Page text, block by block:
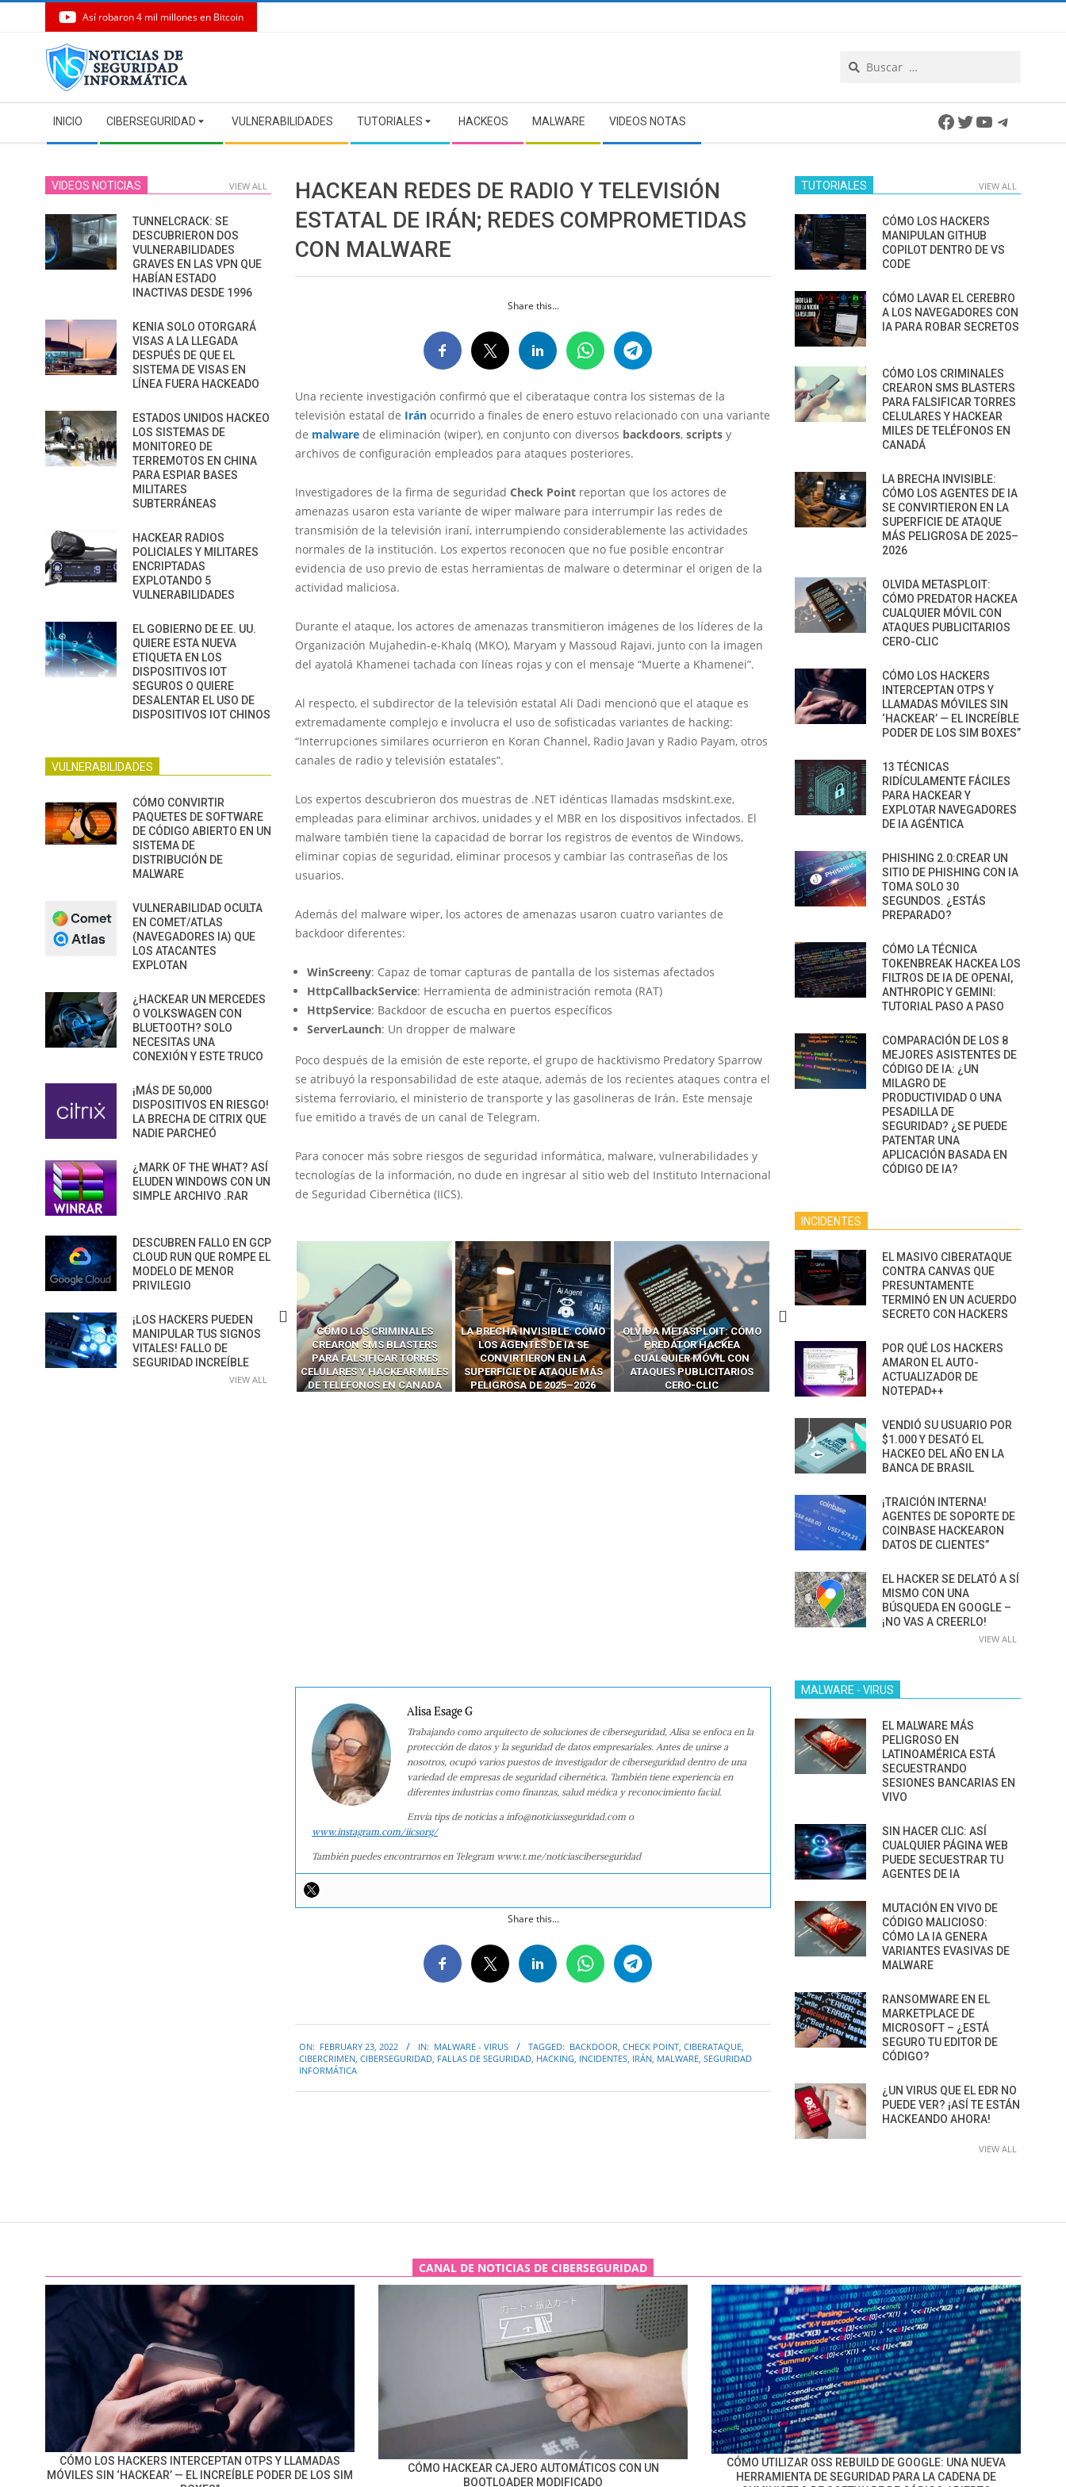
Así robaron 4 mil millones en Bitcoin
Navigation
Menu
INICIO CIBERSEGURIDAD VULNERABILIDADES TUTORIALES HACKEOS MALWARE VIDEOS NOTAS Facebook
Twitter
YouTube
HACKEAN REDES DE RADIO Y TELEVISIÓN
ESTATAL DE IRÁN; REDES COMPROMETIDAS
CON MALWARE
Share this...
Una reciente investigación confirmó que el ciberataque contra los sistemas de la
televisión estatal de Irán ocurrido a finales de enero estuvo relacionado con una variante
de malware de eliminación (wiper), en conjunto con diversos backdoors, scripts y
archivos de configuración empleados para ataques posteriores.
Investigadores de la firma de seguridad Check Point reportan que los actores de
amenazas usaron esta variante de wiper malware para interrumpir las redes de
transmisión de la televisión iraní, interrumpiendo considerablemente las actividades
normales de la institución. Los expertos reconocen que no fue posible encontrar
evidencia de uso previo de estas herramientas de malware o determinar el origen de la
actividad maliciosa.
Durante el ataque, los actores de amenazas transmitieron imágenes de los líderes de la
Organización Mujahedin-e-Khalq (MKO), Maryam y Massoud Rajavi, junto con la imagen
del ayatolá Khamenei tachada con líneas rojas y con el mensaje “Muerte a Khamenei”.
Al respecto, el subdirector de la televisión estatal Ali Dadi mencionó que el ataque es
extremadamente complejo e involucra el uso de sofisticadas variantes de hacking:
“Interrupciones similares ocurrieron en Koran Channel, Radio Javan y Radio Payam, otros
canales de radio y televisión estatales”.
Los expertos descubrieron dos muestras de .NET idénticas llamadas msdskint.exe,
empleadas para eliminar archivos, unidades y el MBR en los dispositivos infectados. El
malware también tiene la capacidad de borrar los registros de eventos de Windows,
eliminar copias de seguridad, eliminar procesos y cambiar las contraseñas de los
usuarios.
Además del malware wiper, los actores de amenazas usaron cuatro variantes de
backdoor diferentes:
WinScreeny: Capaz de tomar capturas de pantalla de los sistemas afectados
HttpCallbackService: Herramienta de administración remota (RAT)
HttpService: Backdoor de escucha en puertos específicos
ServerLaunch: Un dropper de malware
Poco después de la emisión de este reporte, el grupo de hacktivismo Predatory Sparrow
se atribuyó la responsabilidad de este ataque, además de los recientes ataques contra el
sistema ferroviario, el ministerio de transporte y las gasolineras de Irán. Este mensaje
fue emitido a través de un canal de Telegram.
Para conocer más sobre riesgos de seguridad informática, malware, vulnerabilidades y
tecnologías de la información, no dude en ingresar al sitio web del Instituto Internacional
de Seguridad Cibernética (IICS).
LAVAR EL CEREBRO A
NAVEGADORES CON IA
ROBAR SECRETOS
CÓMO LOS CRIMINALES
CREARON SMS BLASTERS
PARA FALSIFICAR TORRES
DE TELÉFONOS EN CANADÁ
LA BRECHA INVISIBLE: CÓMO
LOS AGENTES DE IA SE
CONVIRTIERON EN LA
SUPERFICIE DE ATAQUE MÁS
PELIGROSA DE 2025–2026
OLVIDA METASPLOIT: CÓMO
PREDATOR HACKEA
CUALQUIER MÓVIL CON
ATAQUES PUBLICITARIOS
CERO-CLIC
CÓMO LOS HACKERS
INTERCEPTAN OTPS Y
LLAMADAS MÓVILES SIN
‘HACKEAR’ — EL INCREÍBLE
PODER DE LOS SIM BOXES”
RIDÍCULAMENTE FÁCILES
PARA HACKEAR Y EXPLOTAR
NAVEGADORES DE IA
AGÉNTICA
MANIPULAN GITHUB
COPILOT DENTRO DE VS
Alisa Esage G
Trabajando como arquitecto de soluciones de ciberseguridad, Alisa se enfoca en la
protección de datos y la seguridad de datos empresariales. Antes de unirse a
nosotros, ocupó varios puestos de investigador de ciberseguridad dentro de una
variedad de empresas de seguridad cibernética. También tiene experiencia en
diferentes industrias como finanzas, salud médica y reconocimiento facial.
Envía tips de noticias a info@noticiasseguridad.com o
www.instagram.com/iicsorg/
También puedes encontrarnos en Telegram www.t.me/noticiasciberseguridad
Share this...
02-
23
ON: FEBRUARY 23, 2022 IN: MALWARE - VIRUS TAGGED: BACKDOOR CHECK POINT CIBERATAQUE
CIBERCRIMEN CIBERSEGURIDAD FALLAS DE SEGURIDAD HACKING INCIDENTES IRÁN MALWARE SEGURIDAD
INFORMÁTICA
VIDEOS NOTICIAS VIEW ALL
TUNNELCRACK: SE
DESCUBRIERON DOS
VULNERABILIDADES
GRAVES EN LAS VPN QUE
HABÍAN ESTADO
INACTIVAS DESDE 1996
KENIA SOLO OTORGARÁ
VISAS A LA LLEGADA
DESPUÉS DE QUE EL
SISTEMA DE VISAS EN
LÍNEA FUERA HACKEADO
ESTADOS UNIDOS HACKEO
LOS SISTEMAS DE
MONITOREO DE
TERREMOTOS EN CHINA
PARA ESPIAR BASES
MILITARES
SUBTERRÁNEAS
HACKEAR RADIOS
POLICIALES Y MILITARES
ENCRIPTADAS
EXPLOTANDO 5
VULNERABILIDADES
EL GOBIERNO DE EE. UU.
QUIERE ESTA NUEVA
ETIQUETA EN LOS
DISPOSITIVOS IOT
SEGUROS O QUIERE
DESALENTAR EL USO DE
DISPOSITIVOS IOT CHINOS
VULNERABILIDADES
CÓMO CONVIRTIR
PAQUETES DE SOFTWARE
DE CÓDIGO ABIERTO EN UN
SISTEMA DE
DISTRIBUCIÓN DE
MALWARE
VULNERABILIDAD OCULTA
EN COMET/ATLAS
(NAVEGADORES IA) QUE
LOS ATACANTES
EXPLOTAN
¿HACKEAR UN MERCEDES
O VOLKSWAGEN CON
BLUETOOTH? SOLO
NECESITAS UNA
CONEXIÓN Y ESTE TRUCO
¡MÁS DE 50,000
DISPOSITIVOS EN RIESGO!
LA BRECHA DE CITRIX QUE
NADIE PARCHEÓ
¿MARK OF THE WHAT? ASÍ
ELUDEN WINDOWS CON UN
SIMPLE ARCHIVO .RAR
DESCUBREN FALLO EN GCP
CLOUD RUN QUE ROMPE EL
MODELO DE MENOR
PRIVILEGIO
¡LOS HACKERS PUEDEN
MANIPULAR TUS SIGNOS
VITALES! FALLO DE
SEGURIDAD INCREÍBLE
VIEW ALL
TUTORIALES VIEW ALL
CÓMO LOS HACKERS
MANIPULAN GITHUB
COPILOT DENTRO DE VS
CODE
CÓMO LAVAR EL CEREBRO
A LOS NAVEGADORES CON
IA PARA ROBAR SECRETOS
CÓMO LOS CRIMINALES
CREARON SMS BLASTERS
PARA FALSIFICAR TORRES
CELULARES Y HACKEAR
MILES DE TELÉFONOS EN
CANADÁ
LA BRECHA INVISIBLE:
CÓMO LOS AGENTES DE IA
SE CONVIRTIERON EN LA
SUPERFICIE DE ATAQUE
MÁS PELIGROSA DE 2025–
2026
OLVIDA METASPLOIT:
CÓMO PREDATOR HACKEA
CUALQUIER MÓVIL CON
ATAQUES PUBLICITARIOS
CERO-CLIC
CÓMO LOS HACKERS
INTERCEPTAN OTPS Y
LLAMADAS MÓVILES SIN
‘HACKEAR’ — EL INCREÍBLE
PODER DE LOS SIM BOXES”
13 TÉCNICAS
RIDÍCULAMENTE FÁCILES
PARA HACKEAR Y
EXPLOTAR NAVEGADORES
DE IA AGÉNTICA
PHISHING 2.0:CREAR UN
SITIO DE PHISHING CON IA
TOMA SOLO 30
SEGUNDOS. ¿ESTÁS
PREPARADO?
CÓMO LA TÉCNICA
TOKENBREAK HACKEA LOS
FILTROS DE IA DE OPENAI,
ANTHROPIC Y GEMINI:
TUTORIAL PASO A PASO
COMPARACIÓN DE LOS 8
MEJORES ASISTENTES DE
CÓDIGO DE IA: ¿UN
MILAGRO DE
PRODUCTIVIDAD O UNA
PESADILLA DE
SEGURIDAD? ¿SE PUEDE
PATENTAR UNA
APLICACIÓN BASADA EN
CÓDIGO DE IA?
INCIDENTES
EL MASIVO CIBERATAQUE
CONTRA CANVAS QUE
PRESUNTAMENTE
TERMINÓ EN UN ACUERDO
SECRETO CON HACKERS
POR QUÉ LOS HACKERS
AMARON EL AUTO-
ACTUALIZADOR DE
NOTEPAD++
VENDIÓ SU USUARIO POR
$1.000 Y DESATÓ EL
HACKEO DEL AÑO EN LA
BANCA DE BRASIL
¡TRAICIÓN INTERNA!
AGENTES DE SOPORTE DE
COINBASE HACKEARON
DATOS DE CLIENTES”
EL HACKER SE DELATÓ A SÍ
MISMO CON UNA
BÚSQUEDA EN GOOGLE –
¡NO VAS A CREERLO!
VIEW ALL
MALWARE - VIRUS
EL MALWARE MÁS
PELIGROSO EN
LATINOAMÉRICA ESTÁ
SECUESTRANDO
SESIONES BANCARIAS EN
VIVO
SIN HACER CLIC: ASÍ
CUALQUIER PÁGINA WEB
PUEDE SECUESTRAR TU
AGENTES DE IA
MUTACIÓN EN VIVO DE
CÓDIGO MALICIOSO:
CÓMO LA IA GENERA
VARIANTES EVASIVAS DE
MALWARE
RANSOMWARE EN EL
MARKETPLACE DE
MICROSOFT – ¿ESTÁ
SEGURO TU EDITOR DE
CÓDIGO?
¿UN VIRUS QUE EL EDR NO
PUEDE VER? ¡ASÍ TE ESTÁN
HACKEANDO AHORA!
VIEW ALL
CANAL DE NOTICIAS DE CIBERSEGURIDAD
CÓMO LOS HACKERS INTERCEPTAN OTPS Y LLAMADAS
MÓVILES SIN ‘HACKEAR’ — EL INCREÍBLE PODER DE LOS SIM
CÓMO HACKEAR CAJERO AUTOMÁTICOS CON UN
BOOTLOADER MODIFICADO
CÓMO UTILIZAR OSS REBUILD DE GOOGLE: UNA NUEVA
HERRAMIENTA DE SEGURIDAD PARA LA CADENA DE